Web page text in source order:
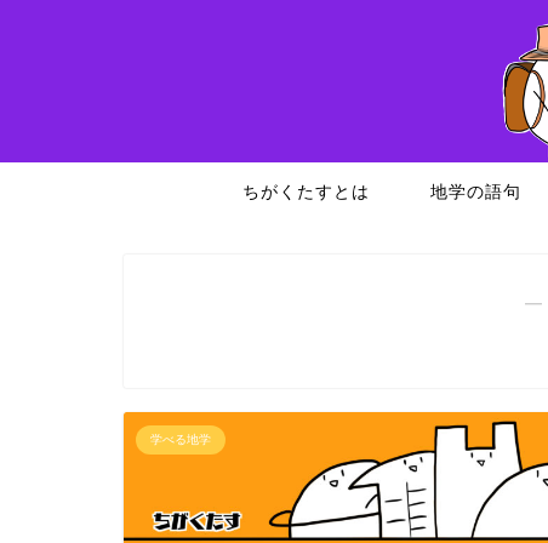
ちがくたすとは 地学の語句
―
学べる地学